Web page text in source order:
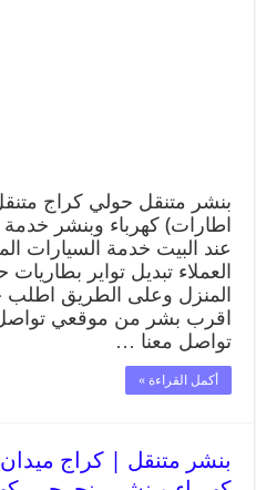
بنشر متنقل حولي كراج
اطارات) كهرباء وبنشر
عند البيت خدمة السيارات
العملاء تبديل تواير
المنزل وعلى الطريق اطلب
تواصل معنا …
أكمل القراءة »